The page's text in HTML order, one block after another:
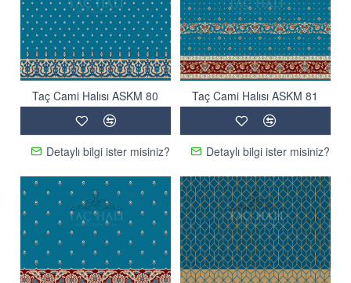
Taç Cami Halısı ASKM 80
Detaylı bilgi ister misiniz?
Taç Cami Halısı ASKM 81
Detaylı bilgi ister misiniz?